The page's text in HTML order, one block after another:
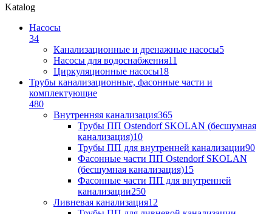
Katalog
Насосы
34
Канализационные и дренажные насосы5
Насосы для водоснабжения11
Циркуляционные насосы18
Трубы канализационные, фасонные части и
комплектующие
480
Внутренняя канализация365
Трубы ПП Ostendorf SKOLAN (бесшумная
канализация)10
Трубы ПП для внутренней канализации90
Фасонные части ПП Ostendorf SKOLAN
(бесшумная канализация)15
Фасонные части ПП для внутренней
канализации250
Ливневая канализация12